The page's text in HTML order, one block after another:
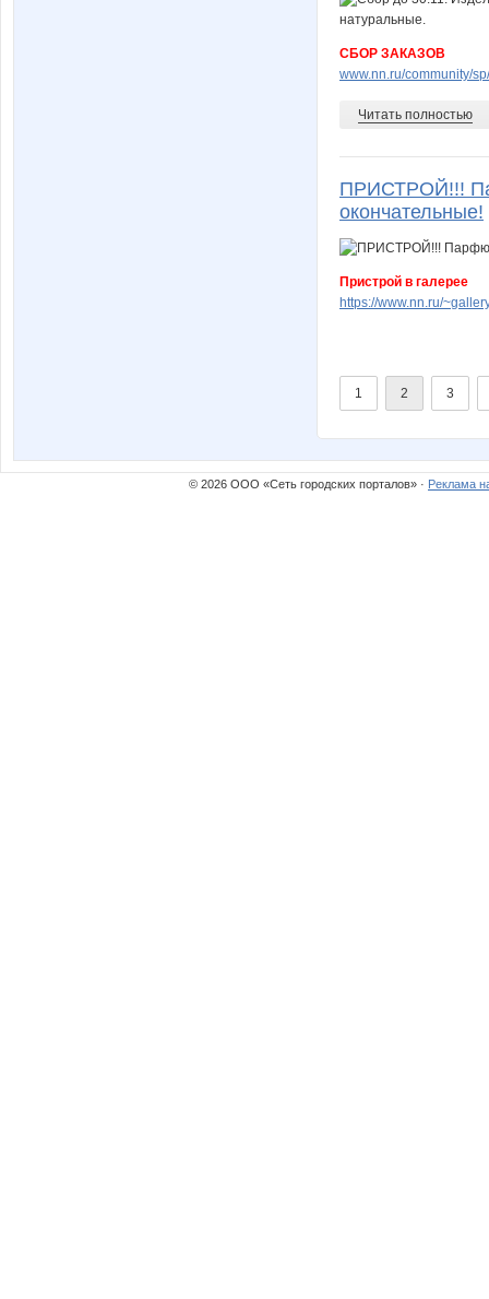
СБОР ЗАКАЗОВ
www.nn.ru/community/
Читать полностью
ПРИСТРОЙ!!!
окончательные!
Пристрой в галерее
https://www.nn.ru/
1 2 3
© 2026 ООО «Сеть городских порталов» · Реклама